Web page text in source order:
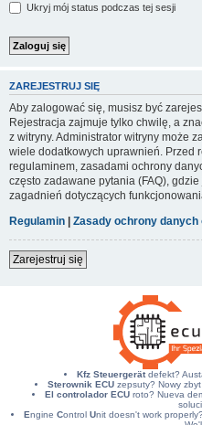
Ukryj mój status podczas tej sesji
ZAREJESTRUJ SIĘ
Aby zalogować się, musisz być
Rejestracja zajmuje tylko chwilę, a
z witryny. Administrator witryny może
wiele dodatkowych uprawnień. Przed
regulaminem, zasadami ochrony
często zadawane pytania (FAQ),
zagadnień dotyczących
Regulamin | Zasady ochrony danych
Zarejestruj się
Kfz Steuergerätdefekt?
Sterownik ECU zepsuty? Nowy
El controlador ECUroto? Nueva
Engine Control Unit doesn't work